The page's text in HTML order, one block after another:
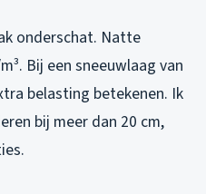
onderschat. Natte
Bij een sneeuwlaag van
belasting betekenen. Ik
bij meer dan 20 cm,